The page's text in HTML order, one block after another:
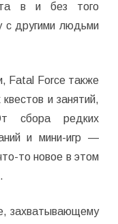
в и без того
с другими людьми
Fatal Force также
и занятий,
сбора редких
и мини-игр —
то новое в этом
захватывающему